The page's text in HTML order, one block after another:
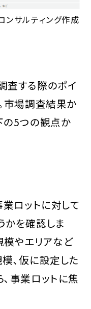
ンサルティング作成
査する際のポイ
市場調査結果か
5つの観点か
ロットに対して
かを確認しま
やエリアなど
､仮に設定した
事業ロットに焦